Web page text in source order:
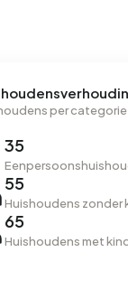
per categorie
35
55
Huishoudens zonder
65
Huishoudens met